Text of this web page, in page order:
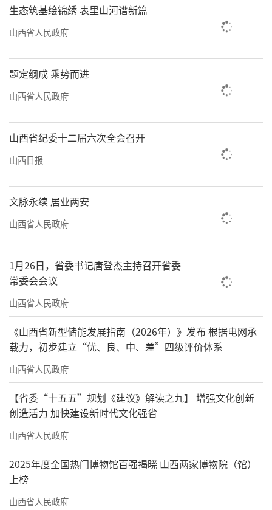
涛，已然将澄泥砚这门传统技艺不断发扬光
大。
“取汾河古河床之泥，经反复澄清、过
滤、装袋压滤，再经半年陈腐，数百遍搓揉使
其质地致密，始能制坯，制坯后，还需3个月阴
干，方可雕刻、砂磨、入窑烧制。”蔺涛告诉
记者，绛州澄泥砚的制作共分12个主要环节、
70余道工序，历时至少10个月，成品率却只有
1994年，蔺永茂父子携绛州澄泥砚参加首
届“中国名砚博览会”，一举斩获金奖。2006
2008年，绛州澄泥砚制作技艺成功申报国家级
非遗项目。两年后，新绛县荣膺“中国澄泥砚
之都”。如今，绛州澄泥砚取得的荣誉，挂满
了蔺涛的澄泥砚研制所。
“取之于水而成之于火”的绛州澄泥砚，
被认为是真正意义上的匠心手作。蔺涛设计制
作的数十个系列、上千个澄泥砚，造型古典，
花纹繁美，融传统文化及诗、史、文、书、
画、篆于一身，烧制成砚，又是入窑一色，出
窑万千。
的儿子蔺霄麟，于韩国国民大学陶瓷工艺系学
生态筑基绘锦绣 表里山河谱新篇
山西省人民政府
题定纲成 乘势而进
山西省人民政府
山西省纪委十二届六次全会召开
山西日报
文脉永续 居业两安
山西省人民政府
1月26日，省委书记唐登杰主持召开省委
常委会会议
山西省人民政府
《山西省新型储能发展指南（2026年）》发布 根据电网承
载力，初步建立“优、良、中、差”四级评价体系
山西省人民政府
【省委“十五五”规划《建议》解读之九】 增强文化创新
创造活力 加快建设新时代文化强省
山西省人民政府
2025年度全国热门博物馆百强揭晓 山西两家博物院（馆）
上榜
山西省人民政府